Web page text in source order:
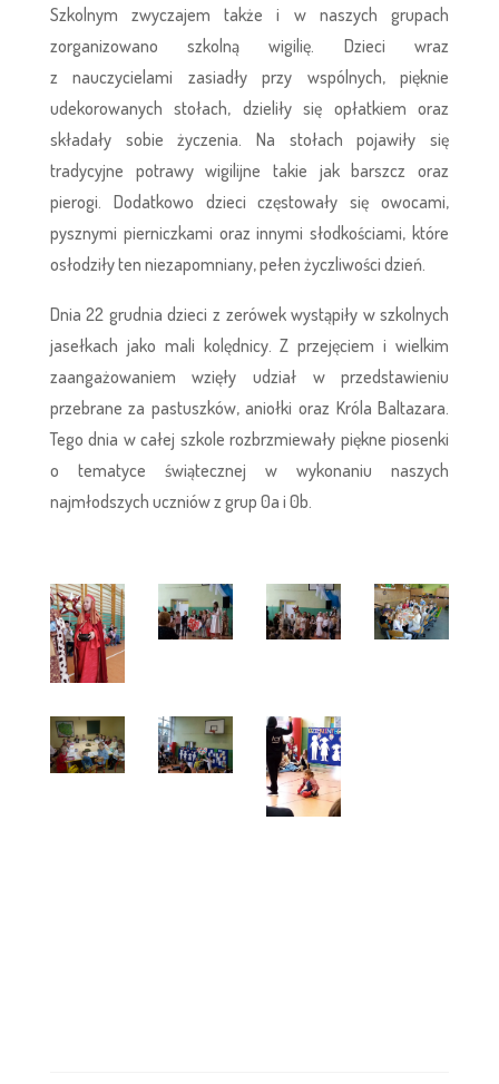
Szkolnym zwyczajem także i w naszych grupach
zorganizowano szkolną wigilię. Dzieci wraz
z nauczycielami zasiadły przy wspólnych, pięknie
udekorowanych stołach, dzieliły się opłatkiem oraz
składały sobie życzenia. Na stołach pojawiły się
tradycyjne potrawy wigilijne takie jak barszcz oraz
pierogi. Dodatkowo dzieci częstowały się owocami,
pysznymi pierniczkami oraz innymi słodkościami, które
osłodziły ten niezapomniany, pełen życzliwości dzień.
Dnia 22 grudnia dzieci z zerówek wystąpiły w szkolnych
jasełkach jako mali kolędnicy. Z przejęciem i wielkim
zaangażowaniem wzięły udział w przedstawieniu
przebrane za pastuszków, aniołki oraz Króla Baltazara.
Tego dnia w całej szkole rozbrzmiewały piękne piosenki
o tematyce świątecznej w wykonaniu naszych
najmłodszych uczniów z grup 0a i 0b.